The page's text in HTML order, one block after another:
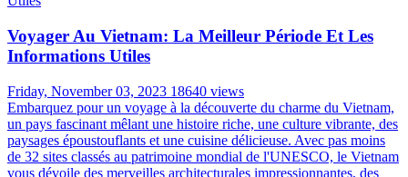
Voyager Au Vietnam: La Meilleur Période Et Les
Informations Utiles
Friday, November 03, 2023 18640 views
Embarquez pour un voyage à la découverte du charme du Vietnam,
un pays fascinant mêlant une histoire riche, une culture vibrante, des
paysages époustouflants et une cuisine délicieuse. Avec pas moins
de 32 sites classés au patrimoine mondial de l'UNESCO, le Vietnam
vous dévoile des merveilles architecturales impressionnantes, des